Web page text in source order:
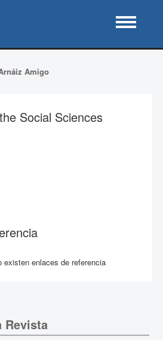
Amigo
Social Sciences
existen enlaces de referencia
Revista